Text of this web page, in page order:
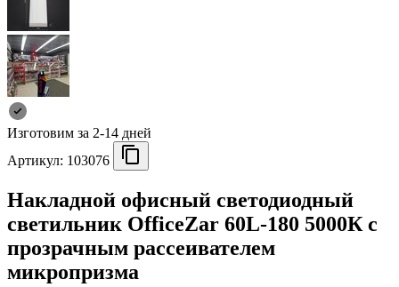
Изготовим за 2-14 дней
Артикул: 103076
Накладной офисный светодиодный
светильник OfficeZar 60L-180 5000К с
прозрачным рассеивателем
микропризма